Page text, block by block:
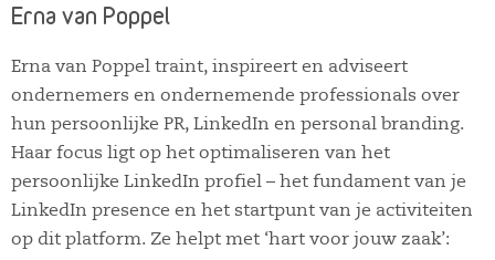
Erna van Poppel
Erna van Poppel traint, inspireert en adviseert
ondernemers en ondernemende professionals over
hun persoonlijke PR, LinkedIn en personal branding.
Haar focus ligt op het optimaliseren van het
persoonlijke LinkedIn profiel – het fundament van je
LinkedIn presence en het startpunt van je activiteiten
op dit platform. Ze helpt met ‘hart voor jouw zaak’: